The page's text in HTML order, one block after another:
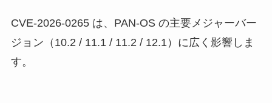
CVE-2026-0265 は、PAN-OS の主要メジャーバー
ジョン（10.2 / 11.1 / 11.2 / 12.1）に広く影響しま
す。